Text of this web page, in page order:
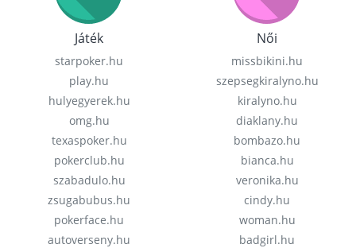
Játék
starpoker.hu
play.hu
hulyegyerek.hu
omg.hu
texaspoker.hu
pokerclub.hu
szabadulo.hu
zsugabubus.hu
pokerface.hu
autoverseny.hu
Női
missbikini.hu
szepsegkiralyno.hu
kiralyno.hu
diaklany.hu
bombazo.hu
bianca.hu
veronika.hu
cindy.hu
woman.hu
badgirl.hu